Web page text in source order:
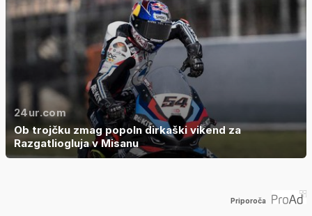
24ur.com
Ob trojčku zmag popoln dirkaški vikend za
Razgatliogluja v Misanu
Priporoča